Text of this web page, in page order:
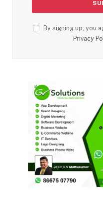
By signing up, you
Privacy